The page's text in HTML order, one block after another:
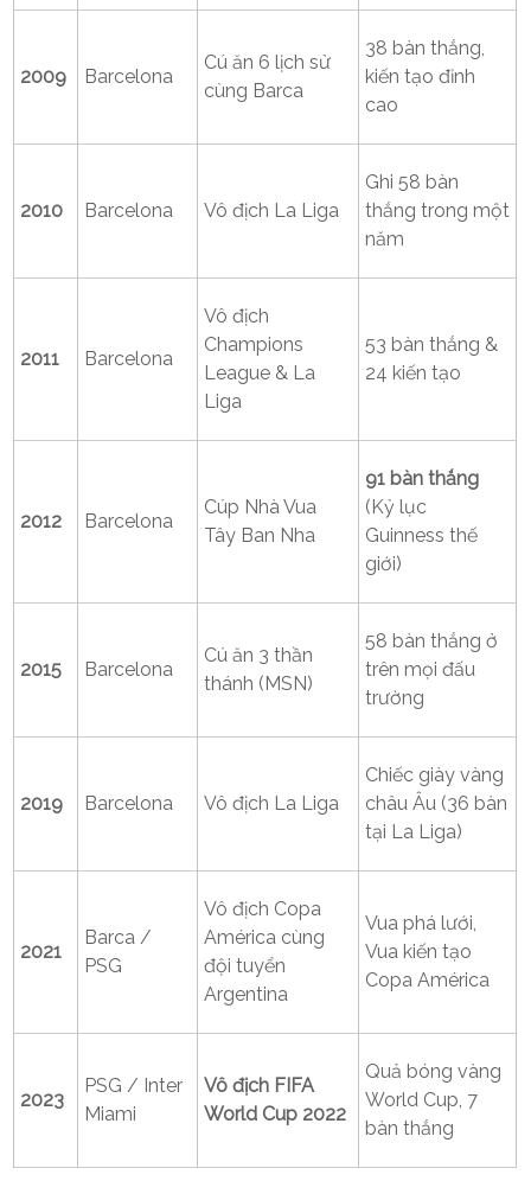
2009 Barcelona
Cú ăn 6 lịch sử
cùng Barca
38 bàn thắng,
kiến tạo đỉnh
cao
2010 Barcelona Vô địch La Liga
Ghi 58 bàn
thắng trong một
năm
2011 Barcelona
Vô địch
Champions
League & La
Liga
53 bàn thắng &
24 kiến tạo
2012 Barcelona
Cúp Nhà Vua
Tây Ban Nha
91 bàn thắng
(Kỷ lục
Guinness thế
giới)
2015 Barcelona
Cú ăn 3 thần
thánh (MSN)
58 bàn thắng ở
trên mọi đấu
trường
2019 Barcelona Vô địch La Liga
Chiếc giày vàng
châu Âu (36 bàn
tại La Liga)
2021
Barca /
PSG
Vô địch Copa
América cùng
đội tuyển
Argentina
Vua phá lưới,
Vua kiến tạo
Copa América
2023
PSG / Inter
Miami
Vô địch FIFA
World Cup 2022
Quả bóng vàng
World Cup, 7
bàn thắng